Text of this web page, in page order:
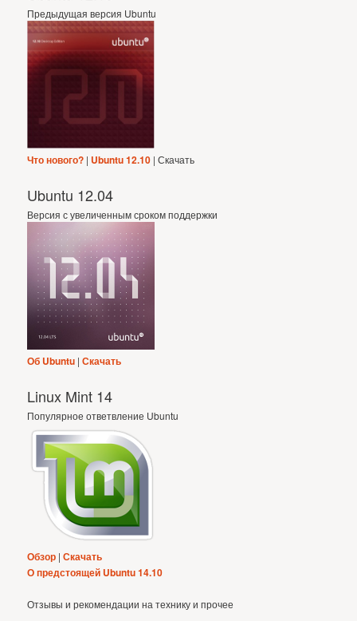
Предыдущая версия Ubuntu
Что нового? | Ubuntu 12.10 | Скачать
Ubuntu 12.04
Версия с увеличенным сроком поддержки
Об Ubuntu |Скачать
Linux Mint 14
Популярное ответвление Ubuntu
Обзор |Скачать
О предстоящей Ubuntu 14.10
Отзывы и рекомендации на технику и прочее